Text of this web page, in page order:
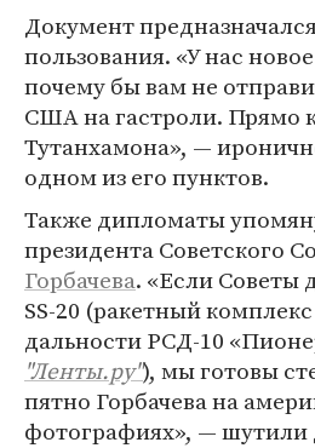
Документ
пользования. «У нас
почему бы вам не
США на гастроли. Прямо
Тутанхамона», —
одном из его пунктов.
Также дипломаты
президента Советского
Горбачева. «Если Советы
SS-20 (ракетный
дальности РСД-10
"Ленты.ру"), мы готовы
пятно Горбачева на
фотографиях», —